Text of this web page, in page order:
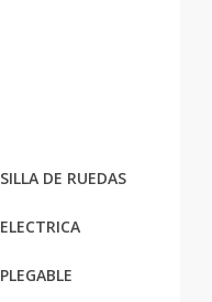
SILLA DE RUEDAS
ELECTRICA
PLEGABLE